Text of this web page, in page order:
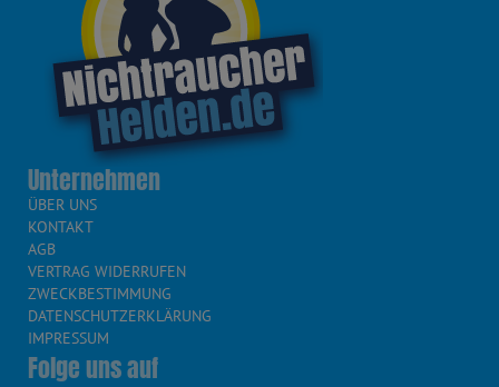
Unternehmen
ÜBER UNS
KONTAKT
AGB
VERTRAG WIDERRUFEN
ZWECKBESTIMMUNG
DATENSCHUTZERKLÄRUNG
IMPRESSUM
Folge uns auf